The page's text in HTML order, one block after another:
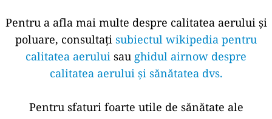
Pentru a afla mai multe despre calitatea aerului și
poluare, consultați subiectul wikipedia pentru
calitatea aerului sau ghidul airnow despre
calitatea aerului și sănătatea dvs.
Pentru sfaturi foarte utile de sănătate ale